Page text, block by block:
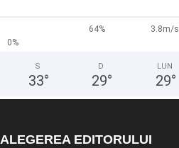
64%
3.8m/s
0%
S
33°
D
29°
LUN
29°
ALEGEREA EDITORULUI